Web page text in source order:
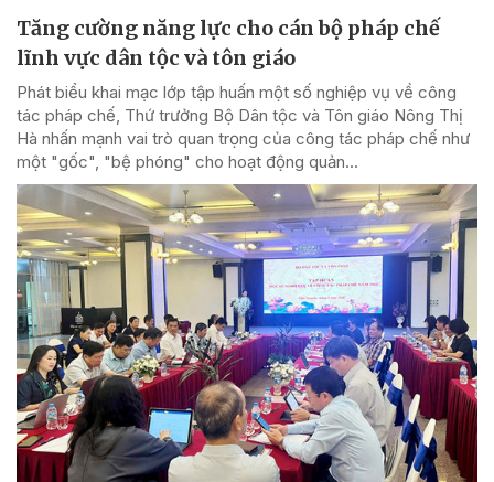
Tăng cường năng lực cho cán bộ pháp chế
lĩnh vực dân tộc và tôn giáo
Phát biểu khai mạc lớp tập huấn một số nghiệp vụ về công
tác pháp chế, Thứ trưởng Bộ Dân tộc và Tôn giáo Nông Thị
Hà nhấn mạnh vai trò quan trọng của công tác pháp chế như
một "gốc", "bệ phóng" cho hoạt động quản...